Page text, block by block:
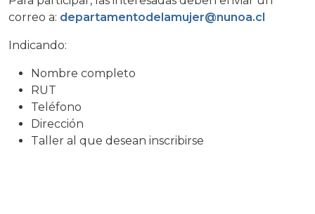
correo a: departamentodelamujer@nunoa.cl
Indicando:
Nombre completo
RUT
Teléfono
Dirección
Taller al que desean inscribirse